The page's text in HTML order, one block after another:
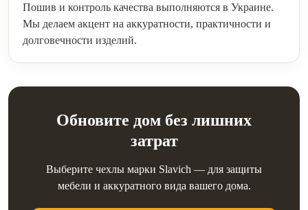
Пошив и контроль качества выполняются в Украине.
Мы делаем акцент на аккуратности, практичности и
долговечности изделий.
Обновите дом без лишних
затрат
Выберите чехлы марки Slavich — для защиты
мебели и аккуратного вида вашего дома.